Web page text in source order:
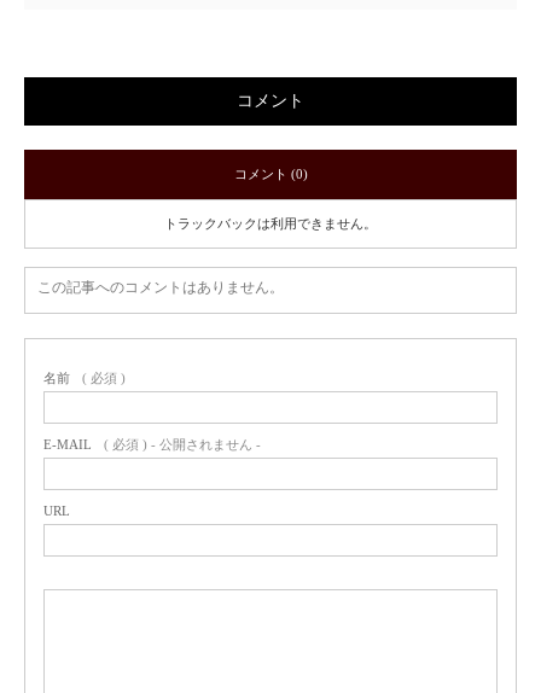
コメント
コメント (0)
トラックバックは利用できません。
この記事へのコメントはありません。
名前 ( 必須 )
E-MAIL ( 必須 ) - 公開されません -
URL